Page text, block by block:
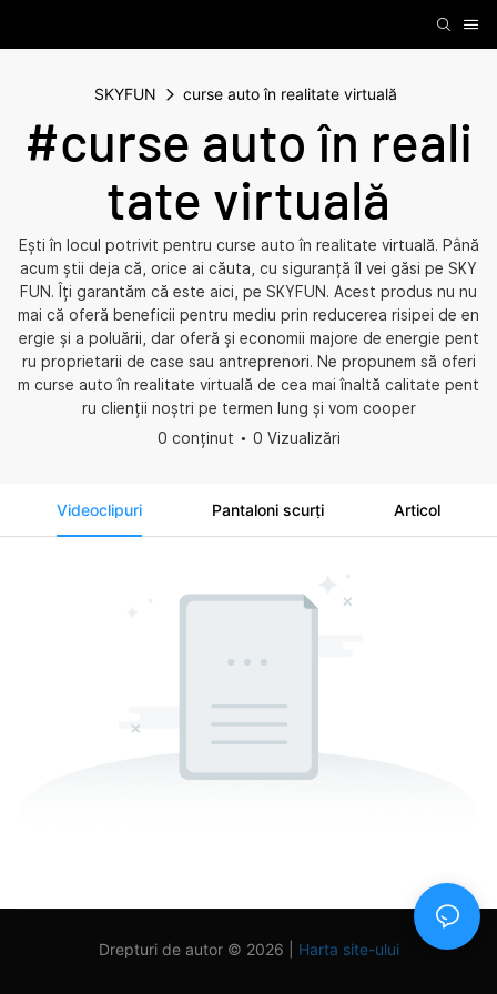
SKYFUN curse auto în realitate virtuală
#curse auto în reali
tate virtuală
Ești în locul potrivit pentru curse auto în realitate virtuală. Până
acum știi deja că, orice ai căuta, cu siguranță îl vei găsi pe SKY
FUN. Îți garantăm că este aici, pe SKYFUN. Acest produs nu nu
mai că oferă beneficii pentru mediu prin reducerea risipei de en
ergie și a poluării, dar oferă și economii majore de energie pent
ru proprietarii de case sau antreprenori. Ne propunem să oferi
m curse auto în realitate virtuală de cea mai înaltă calitate pent
ru clienții noștri pe termen lung și vom cooper
0 conținut
0 Vizualizări
Videoclipuri Pantaloni scurţi Articol
Drepturi de autor © 2026 | Harta site-ului